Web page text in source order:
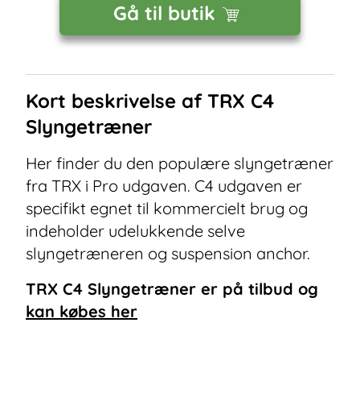
Gå til butik
Kort beskrivelse af TRX C4
Slyngetræner
Her finder du den populære slyngetræner
fra TRX i Pro udgaven. C4 udgaven er
specifikt egnet til kommercielt brug og
indeholder udelukkende selve
slyngetræneren og suspension anchor.
TRX C4 Slyngetræner er på tilbud og
kan købes her